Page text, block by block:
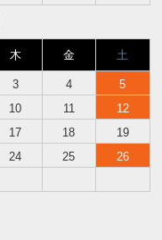
木 金 土
3 4
5
10 11
12
17 18
19
24 25
26